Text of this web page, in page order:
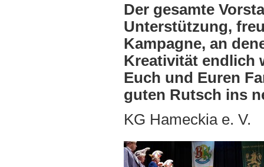
Der gesamte
Unterstützung,
Kampagne, an
Kreativität endlich
Euch und Euren
guten Rutsch ins
KG Hameckia e. V.